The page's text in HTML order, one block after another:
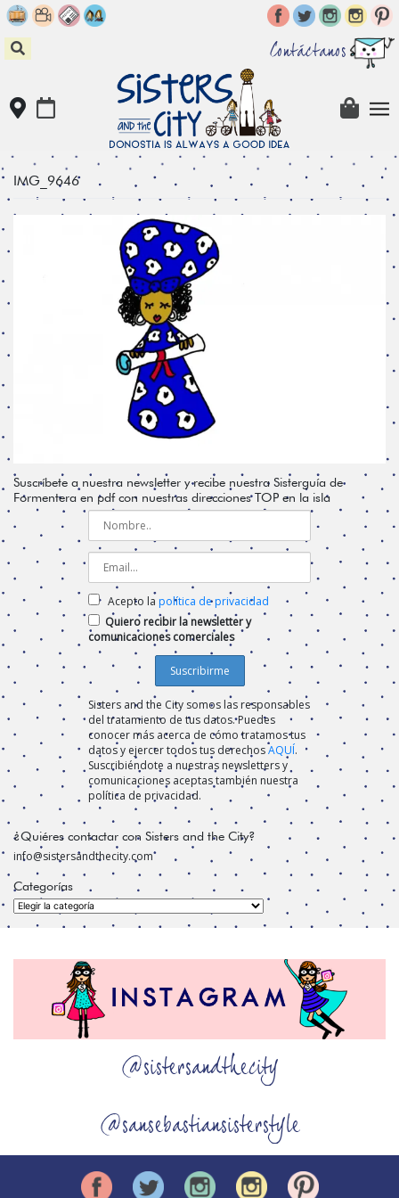
Skip
to
content
Contáctanos
IMG_9646
Suscríbete a nuestra newsletter y recibe nuestra Sisterguía de
Formentera en pdf con nuestras direcciones TOP en la isla
Acepto la política de privacidad
Quiero recibir la newsletter y
comunicaciones comerciales
Sisters and the City somos las responsables
del tratamiento de tus datos. Puedes
conocer más acerca de cómo tratamos tus
datos y ejercer todos tus derechosAQUÍ.
Suscribiéndote a nuestras newsletters y
comunicaciones aceptas también nuestra
política de privacidad.
¿Quiéres contactar con Sisters and the City?
info@sistersandthecity.com
Categorías
Categorías
@sistersandthecity
@sansebastiansisterstyle